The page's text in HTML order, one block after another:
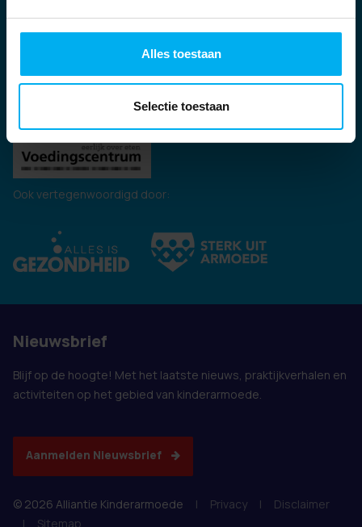
Alles toestaan
Selectie toestaan
Kernpartners:
Ook vertegenwoordigd door:
Nieuwsbrief
Blijf op de hoogte! Met het laatste nieuws, praktijkverhalen en
activiteiten op het gebied van kinderarmoede.
Aanmelden Nieuwsbrief
© 2026 Alliantie Kinderarmoede | Privacy |
Disclaimer
|
Sitemap